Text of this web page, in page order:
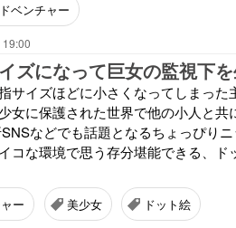
ベンチャー
サイズほどに小さくなってしまっ
女に保護された世界で他の小人と
などでも話題となるちょっぴり
コな環境で思う存分堪能できる、
ー 美少女 ドット絵